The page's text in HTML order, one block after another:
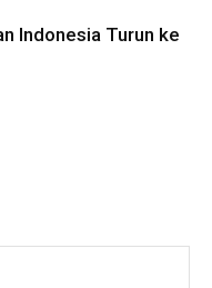
Indonesia Turun ke